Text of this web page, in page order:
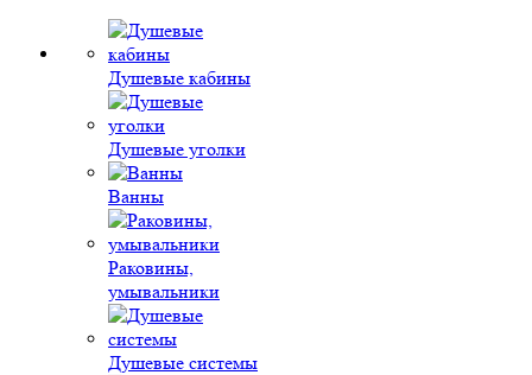
Душевые кабины
Душевые уголки
Ванны
Раковины,
умывальники
Душевые системы